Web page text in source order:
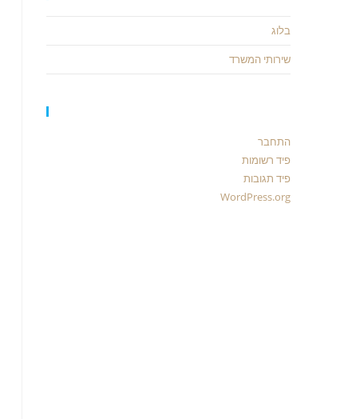
בלוג
שירותי המשרד
התחבר
פיד רשומות
פיד תגובות
WordPress.org